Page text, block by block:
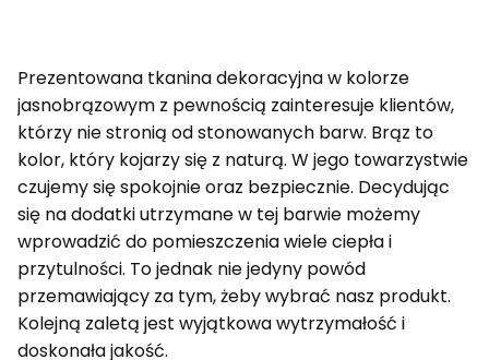
Prezentowana tkanina dekoracyjna w kolorze
jasnobrązowym z pewnością zainteresuje klientów,
którzy nie stronią od stonowanych barw. Brąz to
kolor, który kojarzy się z naturą. W jego towarzystwie
czujemy się spokojnie oraz bezpiecznie. Decydując
się na dodatki utrzymane w tej barwie możemy
wprowadzić do pomieszczenia wiele ciepła i
przytulności. To jednak nie jedyny powód
przemawiający za tym, żeby wybrać nasz produkt.
Kolejną zaletą jest wyjątkowa wytrzymałość i
doskonała jakość.